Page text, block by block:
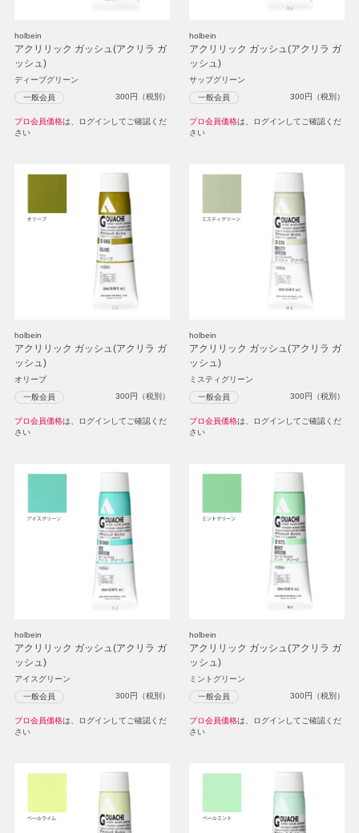
holbein
アクリリック ガッシュ(アクリラ ガ
ッシュ)
ディープグリーン
一般会員 300円（税別）
プロ会員価格は、ログインしてご確認くだ
さい
holbein
アクリリック ガッシュ(アクリラ ガ
ッシュ)
サップグリーン
一般会員 300円（税別）
プロ会員価格は、ログインしてご確認くだ
さい
holbein
アクリリック ガッシュ(アクリラ ガ
ッシュ)
オリーブ
一般会員 300円（税別）
プロ会員価格は、ログインしてご確認くだ
さい
holbein
アクリリック ガッシュ(アクリラ ガ
ッシュ)
ミスティグリーン
一般会員 300円（税別）
プロ会員価格は、ログインしてご確認くだ
さい
holbein
アクリリック ガッシュ(アクリラ ガ
ッシュ)
アイスグリーン
一般会員 300円（税別）
プロ会員価格は、ログインしてご確認くだ
さい
holbein
アクリリック ガッシュ(アクリラ ガ
ッシュ)
ミントグリーン
一般会員 300円（税別）
プロ会員価格は、ログインしてご確認くだ
さい